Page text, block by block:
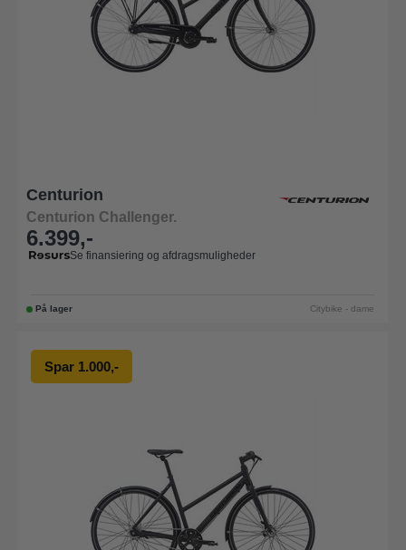
Centurion
Centurion Challenger.
6.399,-
Se finansiering og afdragsmuligheder
På lager Citybike - dame
Spar 1.000,-